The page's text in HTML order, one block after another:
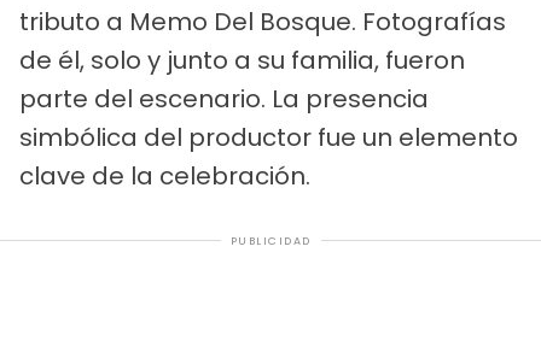
tributo a Memo Del Bosque. Fotografías
de él, solo y junto a su familia, fueron
parte del escenario. La presencia
simbólica del productor fue un elemento
clave de la celebración.
PUBLICIDAD